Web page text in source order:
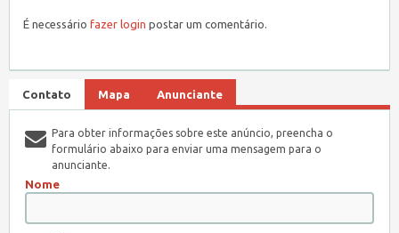
É necessário fazer login postar um comentário.
Contato Mapa Anunciante
Para obter informações sobre este anúncio, preencha o
formulário abaixo para enviar uma mensagem para o
anunciante.
Nome